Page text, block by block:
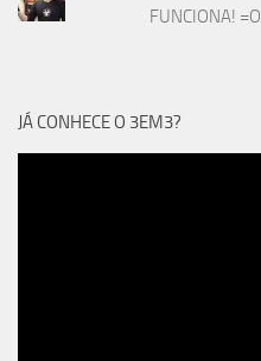
FUNCIONA! =O
JÁ CONHECE O 3EM3?